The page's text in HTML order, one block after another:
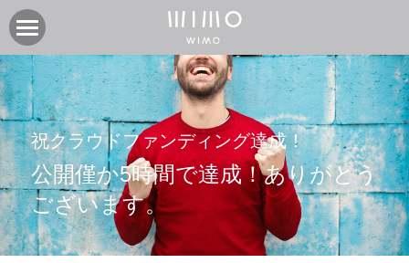
製品
電動アシスト自転車COOZY
電動アシスト自転車COOZY Light
電動クロスバイク URBAN BELT 650
子供自転車wimo kids
オンラインストア
実店舗
CASA WIMO | wimo ショールーム
BASE WIMO | wimo ショールーム
ニュース
お知らせ
サポート
祝クラウドファンディング達成！
公開僅か5時間で達成！ありがとう
ございます。